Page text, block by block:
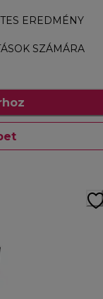
EREDMÉNY
SZÁMÁRA